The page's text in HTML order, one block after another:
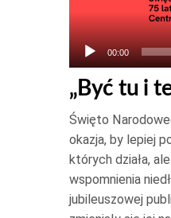
dźwiękowych
00:00
„Być tu i
Święto
okazja, by lepiej
których działa,
wspomnienia
jubileuszowej